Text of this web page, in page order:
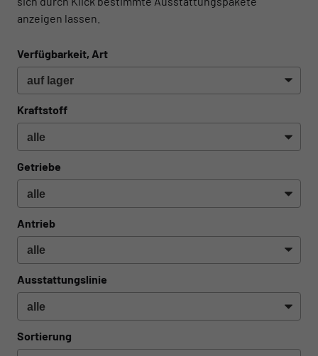
anzeigen lassen.
Verfügbarkeit, Art
Kraftstoff
Getriebe
Antrieb
Ausstattungslinie
Sortierung